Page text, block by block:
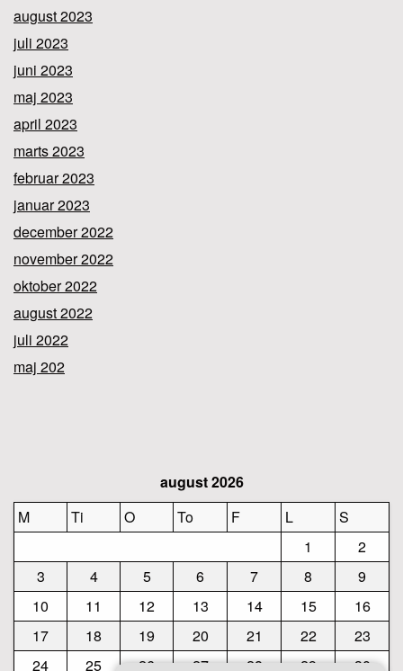
august 2023
juli 2023
juni 2023
maj 2023
april 2023
marts 2023
februar 2023
januar 2023
december 2022
november 2022
oktober 2022
august 2022
juli 2022
maj 202
august 2026
M
Ti O To F L
S
1
2
3
4 5 6 7 8
9
10
11 12 13 14 15
16
17
18 19 20 21 22
23
24
25 26 27 28 29 30